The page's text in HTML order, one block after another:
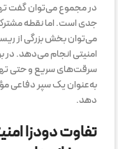
در مجموع می‌توان گفت
جدی است. اما نقطه
می‌توان بخش بزرگی از
امنیتی انجام می‌دهد. در
سرقت‌های سریع و حتی
به‌عنوان یک سپر دفاعی
دهد.
تفاوت دودزا